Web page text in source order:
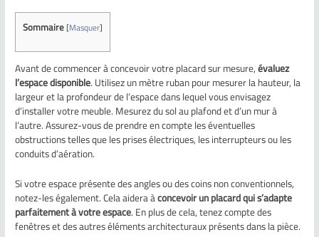
Sommaire[Masquer]
Avant de commencer à concevoir votre placard sur mesure,évaluez
l’espace disponible. Utilisez un mètre ruban pour mesurer la hauteur, la
largeur et la profondeur de l’espace dans lequel vous envisagez
d’installer votre meuble. Mesurez du sol au plafond et d’un mur à
l’autre. Assurez-vous de prendre en compte les éventuelles
obstructions telles que les prises électriques, les interrupteurs ou les
conduits d’aération.
Si votre espace présente des angles ou des coins non conventionnels,
notez-les également. Cela aidera àconcevoir un placard qui s’adapte
parfaitement à votre espace. En plus de cela, tenez compte des
fenêtres et des autres éléments architecturaux présents dans la pièce.